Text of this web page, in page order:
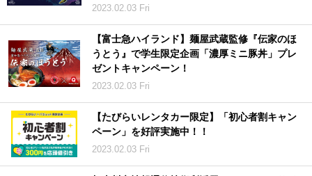
2023.02.03 Fri
【富士急ハイランド】麺屋武蔵監修『伝家のほ
うとう』で学生限定企画「濃厚ミニ豚丼」プレ
ゼントキャンペーン！
2023.02.03 Fri
【たびらいレンタカー限定】「初心者割キャン
ペーン」を好評実施中！！
2023.02.03 Fri